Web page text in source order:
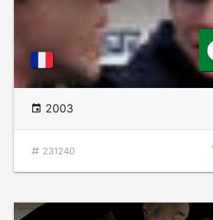
2003
231240